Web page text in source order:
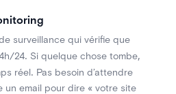
surveillance qui vérifie que
24. Si quelque chose tombe,
réel. Pas besoin d’attendre
un email pour dire « votre site